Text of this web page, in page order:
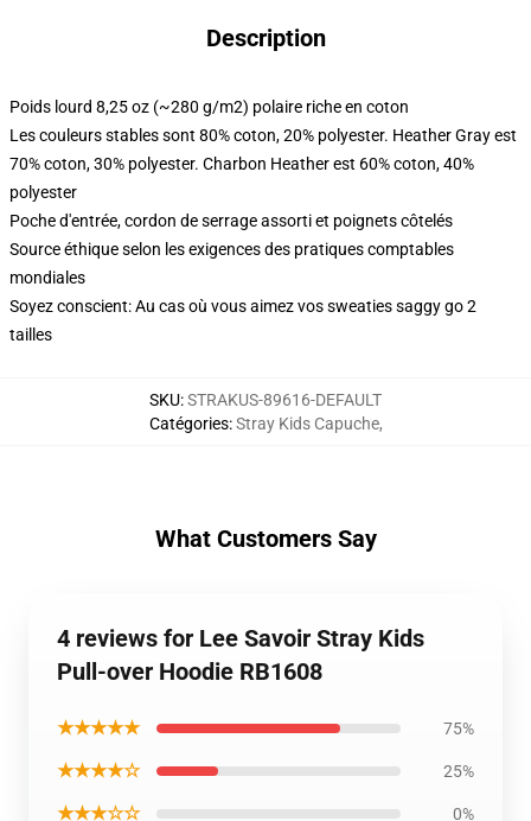
Description
Poids lourd 8,25 oz (~280 g/m2) polaire riche en coton
Les couleurs stables sont 80% coton, 20% polyester. Heather Gray est
70% coton, 30% polyester. Charbon Heather est 60% coton, 40%
polyester
Poche d'entrée, cordon de serrage assorti et poignets côtelés
Source éthique selon les exigences des pratiques comptables
mondiales
Soyez conscient: Au cas où vous aimez vos sweaties saggy go 2
tailles
SKU:STRAKUS-89616-DEFAULT
Catégories:Stray Kids Capuche,
What Customers Say
4 reviews for Lee Savoir Stray Kids
Pull-over Hoodie RB1608
★★★★★ 75%
★★★★☆ 25%
★★★☆☆ 0%